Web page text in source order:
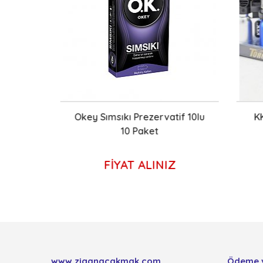
Okey Sımsıkı Prezervatif 10lu
10 Paket
FİYAT ALINIZ